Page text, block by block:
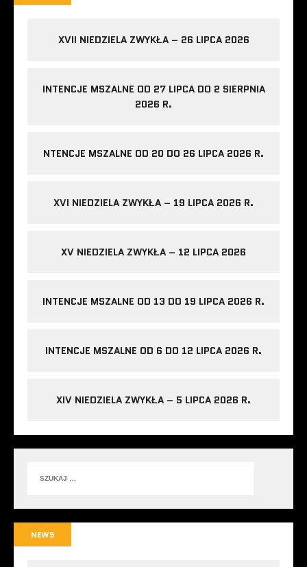
XVII NIEDZIELA ZWYKŁA – 26 LIPCA 2026
INTENCJE MSZALNE OD 27 LIPCA DO 2 SIERPNIA
2026 R.
NTENCJE MSZALNE OD 20 DO 26 LIPCA 2026 R.
XVI NIEDZIELA ZWYKŁA – 19 LIPCA 2026 R.
XV NIEDZIELA ZWYKŁA – 12 LIPCA 2026
INTENCJE MSZALNE OD 13 DO 19 LIPCA 2026 R.
INTENCJE MSZALNE OD 6 DO 12 LIPCA 2026 R.
XIV NIEDZIELA ZWYKŁA – 5 LIPCA 2026 R.
NEWS